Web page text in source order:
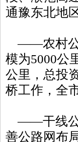
通豫东北地
——农村公
模为5000公
公里，总投
桥工作，全
——干线公
善公路网布